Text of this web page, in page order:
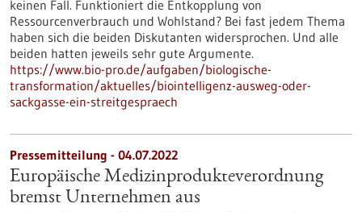
keinen Fall. Funktioniert die Entkopplung von
Ressourcenverbrauch und Wohlstand? Bei fast jedem Thema
haben sich die beiden Diskutanten widersprochen. Und alle
beiden hatten jeweils sehr gute Argumente.
https://www.bio-pro.de/aufgaben/biologische-
transformation/aktuelles/biointelligenz-ausweg-oder-
sackgasse-ein-streitgespraech
Pressemitteilung - 04.07.2022
Europäische Medizinprodukteverordnung
bremst Unternehmen aus